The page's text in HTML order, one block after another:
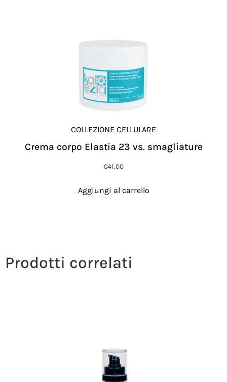
COLLEZIONE CELLULARE
Crema corpo Elastia 23 vs. smagliature
€41,00
Aggiungi al carrello
Prodotti correlati